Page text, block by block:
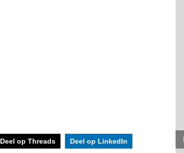
Deel op Threads Deel op LinkedIn